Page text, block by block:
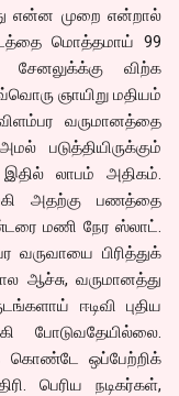
என்ன முறை என்றால்
மொத்தமாய் 99
விற்க
ஞாயிறு மதியம்
வருமானத்தை
படுத்தியிருக்கும்
லாபம் அதிகம்.
அதற்கு பணத்தை
மணி நேர ஸ்லாட்.
வருவாயை பிரித்துக்
ஆச்சு, வருமானத்து
ஈடிவி புதிய
போடுவதேயில்லை.
கொண்டே ஒப்பேற்றிக்
பெரிய நடிகர்கள்,